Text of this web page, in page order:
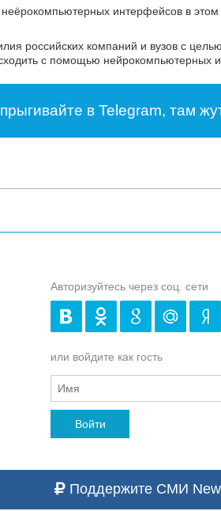
интерфейсов в
российских компаний и вузов с
с помощью нейрокомпьютерных
в Telegram, там
Авторизуйтесь через соц. сети
или войдите как гость
Войти
Поддержите СМИ